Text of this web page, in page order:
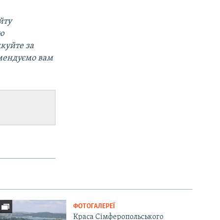
за
вам
ФОТОГАЛЕРЕЇ
Краса Сімферопольського